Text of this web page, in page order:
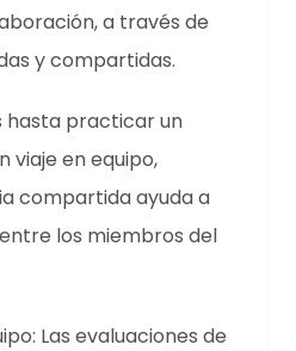
a través de
y compartidas.
hasta practicar un
viaje en equipo,
compartida ayuda a
los miembros del
Las evaluaciones de